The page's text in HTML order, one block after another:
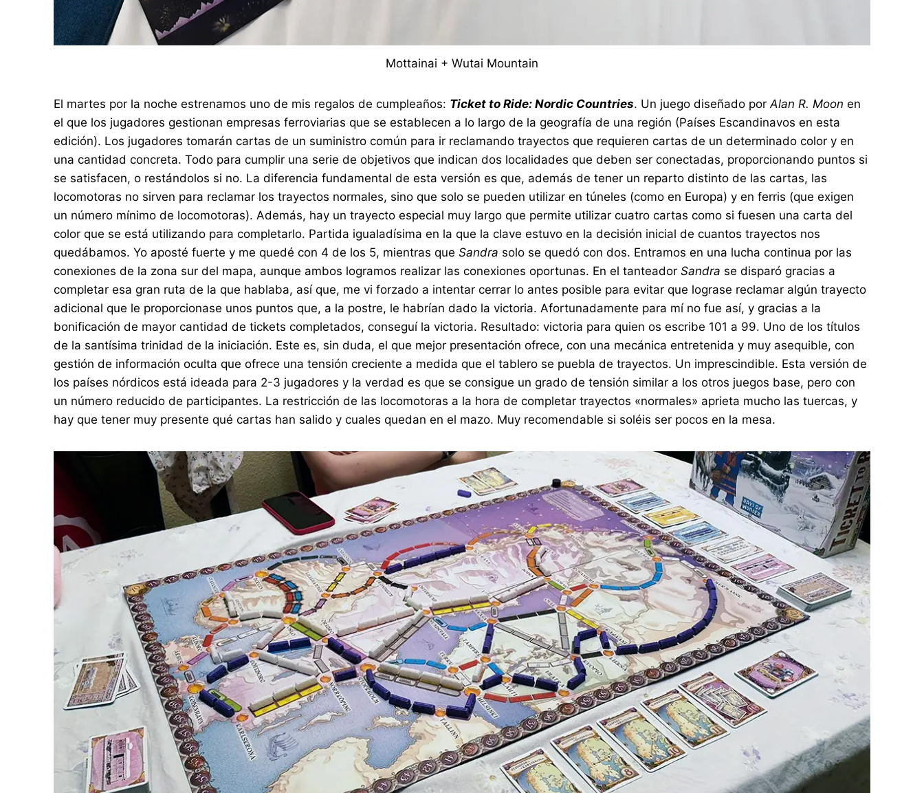
Mottainai + Wutai Mountain
El martes por la noche estrenamos uno de mis regalos de cumpleaños: Ticket to Ride: Nordic Countries. Un juego diseñado porAlan R. Moon en
el que los jugadores gestionan empresas ferroviarias que se establecen a lo largo de la geografía de una región (Países Escandinavos en esta
edición). Los jugadores tomarán cartas de un suministro común para ir reclamando trayectos que requieren cartas de un determinado color y en
una cantidad concreta. Todo para cumplir una serie de objetivos que indican dos localidades que deben ser conectadas, proporcionando puntos si
se satisfacen, o restándolos si no. La diferencia fundamental de esta versión es que, además de tener un reparto distinto de las cartas, las
locomotoras no sirven para reclamar los trayectos normales, sino que solo se pueden utilizar en túneles (como en Europa) y en ferris (que exigen
un número mínimo de locomotoras). Además, hay un trayecto especial muy largo que permite utilizar cuatro cartas como si fuesen una carta del
color que se está utilizando para completarlo. Partida igualadísima en la que la clave estuvo en la decisión inicial de cuantos trayectos nos
quedábamos. Yo aposté fuerte y me quedé con 4 de los 5, mientras queSandra solo se quedó con dos. Entramos en una lucha continua por las
conexiones de la zona sur del mapa, aunque ambos logramos realizar las conexiones oportunas. En el tanteadorSandra se disparó gracias a
completar esa gran ruta de la que hablaba, así que, me vi forzado a intentar cerrar lo antes posible para evitar que lograse reclamar algún trayecto
adicional que le proporcionase unos puntos que, a la postre, le habrían dado la victoria. Afortunadamente para mí no fue así, y gracias a la
bonificación de mayor cantidad de tickets completados, conseguí la victoria. Resultado: victoria para quien os escribe 101 a 99. Uno de los títulos
de la santísima trinidad de la iniciación. Este es, sin duda, el que mejor presentación ofrece, con una mecánica entretenida y muy asequible, con
gestión de información oculta que ofrece una tensión creciente a medida que el tablero se puebla de trayectos. Un imprescindible. Esta versión de
los países nórdicos está ideada para 2-3 jugadores y la verdad es que se consigue un grado de tensión similar a los otros juegos base, pero con
un número reducido de participantes. La restricción de las locomotoras a la hora de completar trayectos «normales» aprieta mucho las tuercas, y
hay que tener muy presente qué cartas han salido y cuales quedan en el mazo. Muy recomendable si soléis ser pocos en la mesa.